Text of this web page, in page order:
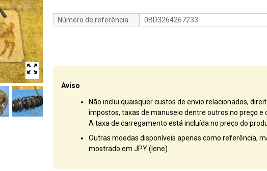
Número de referência. 0BD3264267233
Aviso
Não inclui quaisquer custos de envio relacionados,
impostos, taxas de manuseio dentre outros no preço e
A taxa de carregamento está incluída no preço do
Outras moedas disponíveis apenas como referência,
mostrado em JPY (Iene).